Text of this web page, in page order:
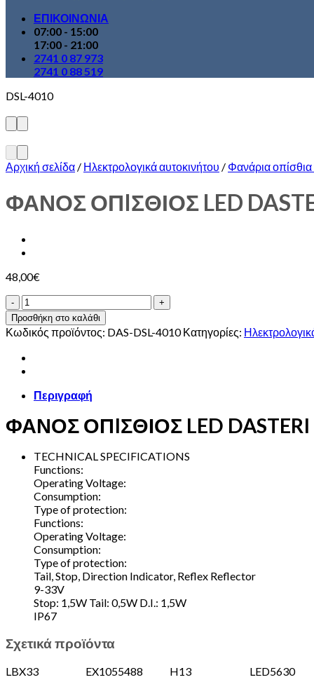
ΕΠΙΚΟΙΝΩΝΙΑ
07:00 - 15:00
17:00 - 21:00
2741 0 87 973
2741 0 88 519
DSL-4010
Αρχική σελίδα / Ηλεκτρολογικά αυτοκινήτου / Φανάρια οπίσθια
ΦΑΝΟΣ ΟΠIΣΘΙΟΣ LED
48,00€
ΦΑΝΟΣ
ΟΠIΣΘΙΟΣ
LED
DASTERI
9-
33V
ποσότητα
Προσθήκη στο καλάθι
Κωδικός προϊόντος: DAS-DSL-4010 Κατηγορίες:
Περιγραφή
ΦΑΝΟΣ ΟΠIΣΘΙΟΣ LED DASTERI
TECHNICAL SPECIFICATIONS
Functions:
Operating Voltage:
Consumption:
Type of protection:
Functions:
Operating Voltage:
Consumption:
Type of protection:
Tail, Stop, Direction Indicator, Reflex Reflector
9-33V
Stop: 1,5W Tail: 0,5W D.I.: 1,5W
IP67
Σχετικά προϊόντα
LBX33 EX1055488 H13 LED5630